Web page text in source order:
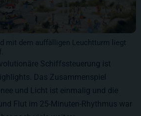
mit dem auffälligen Leuchtturm liegt
Schiffssteuerung ist
Das Zusammenspiel
und Licht ist einmalig und die
Flut im 25-Minuten-Rhythmus war